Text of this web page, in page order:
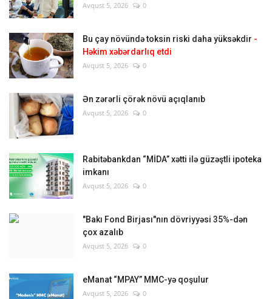
Avqust 5, 2026 0
Bu çay növündə toksin riski daha yüksəkdir -
Həkim xəbərdarlıq etdi
Avqust 5, 2026 0
Ən zərərli çörək növü açıqlanıb
Avqust 5, 2026 0
Rabitəbankdan “MİDA” xətti ilə güzəştli ipoteka
imkanı
Avqust 5, 2026 0
"Bakı Fond Birjası"nın dövriyyəsi 35%-dən
çox azalıb
Avqust 5, 2026 0
eManat “MPAY” MMC-yə qoşulur
Avqust 5, 2026 0